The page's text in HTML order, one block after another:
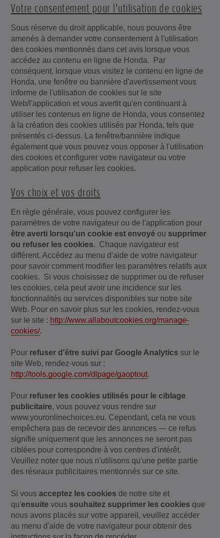
Votre consentement pour l'utilisation de cookies
Sous réserve du droit applicable, nous pouvons être
amenés à demander votre consentement à l'utilisation
des cookies mentionnés dans cet avis lorsque vous
accédez au contenu en ligne de Honda. Par
conséquent, lorsque vous visitez le contenu en ligne de
Honda, une fenêtre ou bannière d'avertissement vous
informe de l'utilisation de cookies sur le site
Web/l'application et vous avertit qu'en continuant à
utiliser les contenus en ligne de Honda, vous consentez
à la création des cookies utilisés par Honda, tels que
présentés ci-dessus. La fenêtre/bannière indique
également que vous pouvez vous opposer à l'utilisation
des cookies et configurer votre navigateur ou votre
application pour refuser les cookies.
Vos choix et vos droits
En règle générale, vous pouvez configurer les
paramètres de votre navigateur ou de l'application pour
être averti lorsqu'un cookie est envoyé ou supprimer
ou refuser les cookies. Chaque navigateur est
différent. Accédez au menu d'aide de votre navigateur
pour savoir comment modifier les paramètres relatifs aux
cookies. Si vous choisissez de supprimer ou de refuser
les cookies, cela peut avoir une incidence sur les
fonctionnalités ou services disponibles sur notre site
Web. Pour en savoir plus sur les cookies, rendez-vous
sur le site : http://www.allaboutcookies.org/manage-
cookies/.
Pour refuser d'être suivi par Google Analytics sur le
site Web, rendez-vous sur :
http://tools.google.com/dlpage/gaoptout.
Pour refuser les cookies utilisés pour le ciblage
publicitaire, vous pouvez vous rendre sur
www.youronlinechoices.eu. Cependant, cela ne vous
empêchera pas de recevoir des annonces — ce refus
signifie uniquement que les annonces ne seront pas
ciblées pour correspondre à vos centres d'intérêt.
Veuillez noter que nous n'utilisons qu'une petite partie
des réseaux publicitaires mentionnés sur ce site.
Si vousacceptez les cookies de notre site et
qu'ensuite vous souhaitez supprimer les cookies que
nous avons placés sur votre appareil, veuillez accéder
au menu d'aide de votre navigateur pour obtenir des